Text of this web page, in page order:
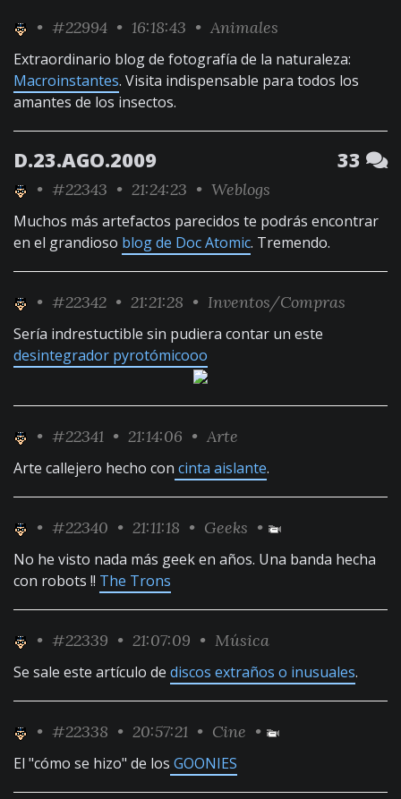
• #22994 • 16:18:43 • Animales
Extraordinario blog de fotografía de la naturaleza:
Macroinstantes. Visita indispensable para todos los
amantes de los insectos.
D.23.AGO.2009 33
• #22343 • 21:24:23 • Weblogs
Muchos más artefactos parecidos te podrás encontrar
en el grandioso blog de Doc Atomic. Tremendo.
• #22342 • 21:21:28 • Inventos/Compras
Sería indrestuctible sin pudiera contar un este
desintegrador pyrotómicooo
• #22341 • 21:14:06 • Arte
Arte callejero hecho con cinta aislante.
• #22340 • 21:11:18 • Geeks •
No he visto nada más geek en años. Una banda hecha
con robots !! The Trons
• #22339 • 21:07:09 • Música
Se sale este artículo de discos extraños o inusuales.
• #22338 • 20:57:21 • Cine •
El "cómo se hizo" de los GOONIES